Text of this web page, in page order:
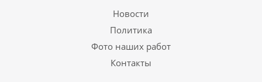
Новости
Политика
Фото наших работ
Контакты